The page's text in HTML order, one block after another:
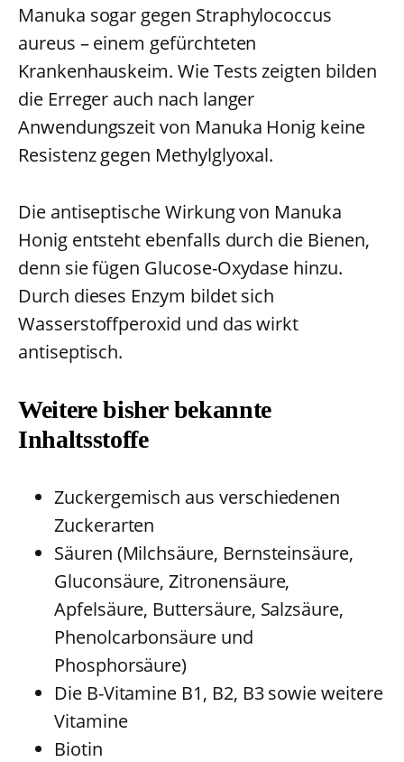
Manuka sogar gegen Straphylococcus
aureus – einem gefürchteten
Krankenhauskeim. Wie Tests zeigten bilden
die Erreger auch nach langer
Anwendungszeit von Manuka Honig keine
Resistenz gegen Methylglyoxal.
Die antiseptische Wirkung von Manuka
Honig entsteht ebenfalls durch die Bienen,
denn sie fügen Glucose-Oxydase hinzu.
Durch dieses Enzym bildet sich
Wasserstoffperoxid und das wirkt
antiseptisch.
Weitere bisher bekannte
Inhaltsstoffe
Zuckergemisch aus verschiedenen
Zuckerarten
Säuren (Milchsäure, Bernsteinsäure,
Gluconsäure, Zitronensäure,
Apfelsäure, Buttersäure, Salzsäure,
Phenolcarbonsäure und
Phosphorsäure)
Die B-Vitamine B1, B2, B3 sowie weitere
Vitamine
Biotin